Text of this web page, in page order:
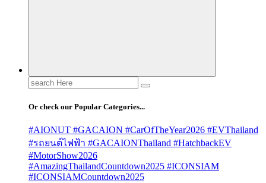
Search
for:
Or check our Popular Categories...
#AIONUT #GACAION #CarOfTheYear2026 #EVThailand
#รถยนต์ไฟฟ้า #GACAIONThailand #HatchbackEV
#MotorShow2026
#AmazingThailandCountdown2025 #ICONSIAM
#ICONSIAMCountdown2025